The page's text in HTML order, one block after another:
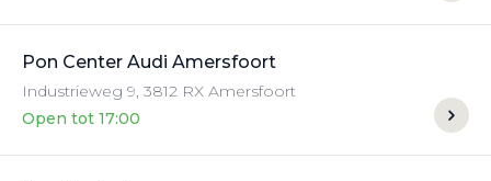
Pon Center Audi Amersfoort
Industrieweg 9, 3812 RX Amersfoort
Open tot 17:00